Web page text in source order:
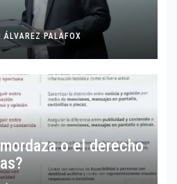
ÁLVAREZ PALAFOX
o el derecho